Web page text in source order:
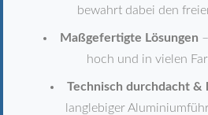
bewahrt dabei den
Maßgefertigte Lösungen
hoch und in vielen
Technisch durchdacht &
langlebiger